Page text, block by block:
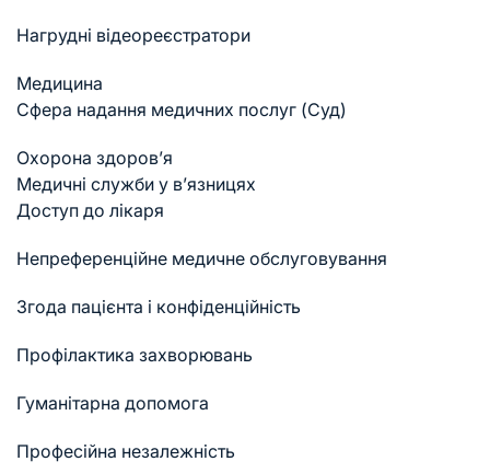
Нагрудні відеореєстратори
Медицина
Cфера надання медичних послуг (Суд)
Охорона здоров’я
Медичні служби у в’язницях
Доступ до лікаря
Непреференційне медичне обслуговування
Згода пацієнта і конфіденційність
Профілактика захворювань
Гуманітарна допомога
Професійна незалежність